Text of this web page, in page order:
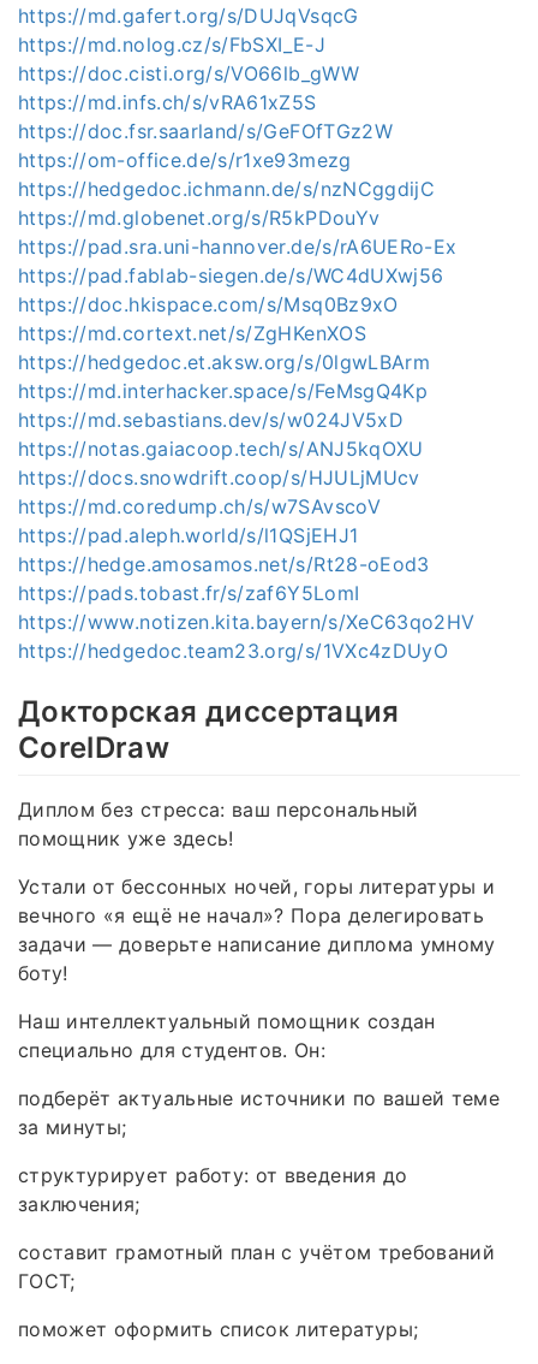
https://md.gafert.org/s/DUJqVsqcG
https://md.nolog.cz/s/FbSXI_E-J
https://doc.cisti.org/s/VO66lb_gWW
https://md.infs.ch/s/vRA61xZ5S
https://doc.fsr.saarland/s/GeFOfTGz2W
https://om-office.de/s/r1xe93mezg
https://hedgedoc.ichmann.de/s/nzNCggdijC
https://md.globenet.org/s/R5kPDouYv
https://pad.sra.uni-hannover.de/s/rA6UERo-Ex
https://pad.fablab-siegen.de/s/WC4dUXwj56
https://doc.hkispace.com/s/Msq0Bz9xO
https://md.cortext.net/s/ZgHKenXOS
https://hedgedoc.et.aksw.org/s/0lgwLBArm
https://md.interhacker.space/s/FeMsgQ4Kp
https://md.sebastians.dev/s/w024JV5xD
https://notas.gaiacoop.tech/s/ANJ5kqOXU
https://docs.snowdrift.coop/s/HJULjMUcv
https://md.coredump.ch/s/w7SAvscoV
https://pad.aleph.world/s/l1QSjEHJ1
https://hedge.amosamos.net/s/Rt28-oEod3
https://pads.tobast.fr/s/zaf6Y5LomI
https://www.notizen.kita.bayern/s/XeC63qo2HV
https://hedgedoc.team23.org/s/1VXc4zDUyO
Докторская диссертация
CorelDraw
Диплом без стресса: ваш персональный
помощник уже здесь!
Устали от бессонных ночей, горы литературы и
вечного «я ещё не начал»? Пора делегировать
задачи — доверьте написание диплома умному
боту!
Наш интеллектуальный помощник создан
специально для студентов. Он:
подберёт актуальные источники по вашей теме
за минуты;
структурирует работу: от введения до
заключения;
составит грамотный план с учётом требований
ГОСТ;
поможет оформить список литературы;